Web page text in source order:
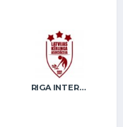
RIGA INTERNATIONAL CURLING CLUB / GRAY